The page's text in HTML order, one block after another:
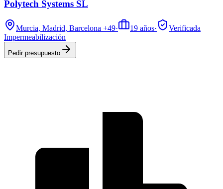
Polytech Systems SL
Murcia, Madrid, Barcelona +49· 19 años·
Verificada
Impermeabilización
Pedir presupuesto